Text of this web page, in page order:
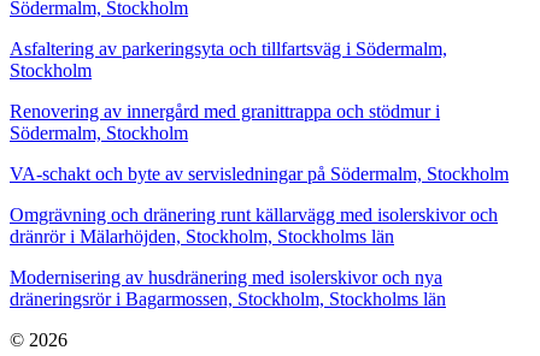
Södermalm, Stockholm
Asfaltering av parkeringsyta och tillfartsväg i Södermalm,
Stockholm
Renovering av innergård med granittrappa och stödmur i
Södermalm, Stockholm
VA-schakt och byte av servisledningar på Södermalm, Stockholm
Omgrävning och dränering runt källarvägg med isolerskivor och
dränrör i Mälarhöjden, Stockholm, Stockholms län
Modernisering av husdränering med isolerskivor och nya
dräneringsrör i Bagarmossen, Stockholm, Stockholms län
© 2026